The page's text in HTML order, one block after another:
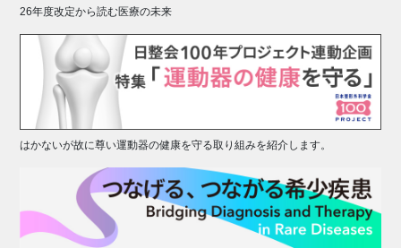
26年度改定から読む医療の未来
はかないが故に尊い運動器の健康を守る取り組みを紹介します。